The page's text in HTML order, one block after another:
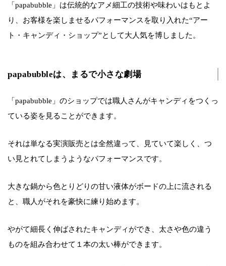
「papabubble」は伝統的なアメ細工の技術や味わいはもとよ
り、お客様を楽しませるパフォーマンスを取り入れた“アー
ト・キャンディ・ショップ”として大人気を博しました。
papabubbleは、まるで小さな劇場
「papabubble」のショップでは職人さんがキャンディをつくっ
ている姿を見ることができます。
それは単なる実演販売とは全然違って、見ていて楽しく、つ
い見とれてしまうようなパフォーマンスです。
大きな鍋から色とりどりの甘い液体がボードの上に流される
と、職人がそれを豪快に練り始めます。
やがて細長く伸ばされたキャンディができ、太さや色の違う
ものを組み合わせて１本の太い棒ができます。